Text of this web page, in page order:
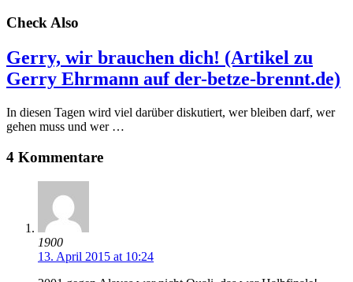
Check Also
Gerry, wir brauchen dich! (Artikel zu
Gerry Ehrmann auf der-betze-brennt.de)
In diesen Tagen wird viel darüber diskutiert, wer bleiben darf, wer
gehen muss und wer …
4 Kommentare
1900
13. April 2015 at 10:24